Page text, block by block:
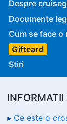
Despre
Documente
Cum se face o
Giftcard
Stiri
INFORMATII
Ce este o